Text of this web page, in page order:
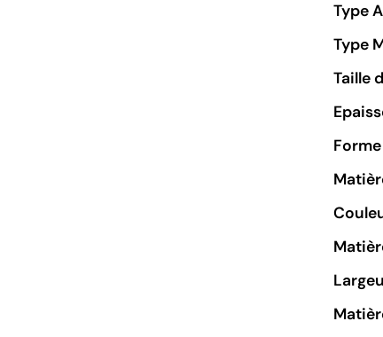
Type
Type
Taille